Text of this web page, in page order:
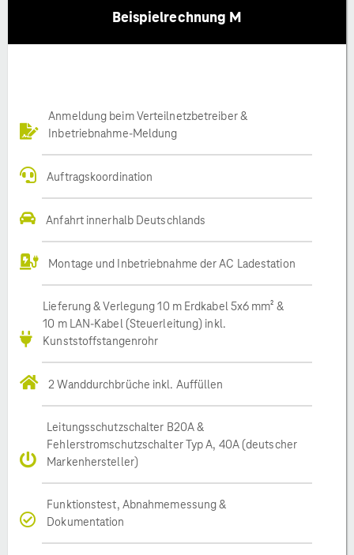
Beispielrechnung M
Anmeldung beim Verteilnetzbetreiber &
Inbetriebnahme-Meldung
Auftragskoordination
Anfahrt innerhalb Deutschlands
Montage und Inbetriebnahme der AC Ladestation
Lieferung & Verlegung 10 m Erdkabel 5x6 mm² &
10 m LAN-Kabel (Steuerleitung) inkl.
Kunststoffstangenrohr
2 Wanddurchbrüche inkl. Auffüllen
Leitungsschutzschalter B20A &
Fehlerstromschutzschalter Typ A, 40A (deutscher
Markenhersteller)
Funktionstest, Abnahmemessung &
Dokumentation